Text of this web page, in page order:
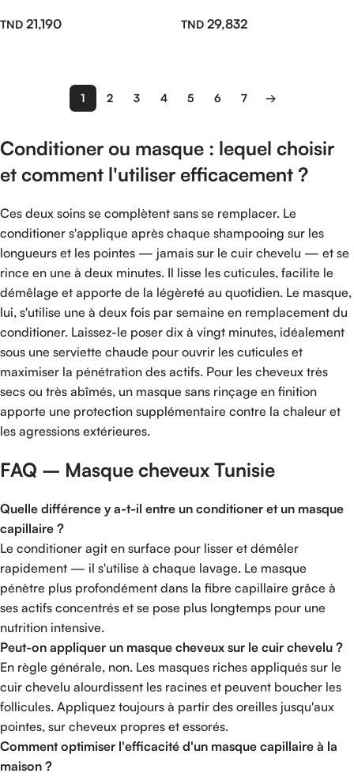
21,190
29,832
1 2 3 4 5 6 7 →
Conditioner ou masque : lequel choisir
et comment l'utiliser efficacement ?
Ces deux soins se complètent sans se remplacer. Le
conditioner s'applique après chaque shampooing sur les
longueurs et les pointes — jamais sur le cuir chevelu — et se
rince en une à deux minutes. Il lisse les cuticules, facilite le
démêlage et apporte de la légèreté au quotidien. Le masque,
lui, s'utilise une à deux fois par semaine en remplacement du
conditioner. Laissez-le poser dix à vingt minutes, idéalement
sous une serviette chaude pour ouvrir les cuticules et
maximiser la pénétration des actifs. Pour les cheveux très
secs ou très abîmés, un masque sans rinçage en finition
apporte une protection supplémentaire contre la chaleur et
les agressions extérieures.
FAQ – Masque cheveux Tunisie
Quelle différence y a-t-il entre un conditioner et un masque
capillaire ?
Le conditioner agit en surface pour lisser et démêler
rapidement — il s'utilise à chaque lavage. Le masque
pénètre plus profondément dans la fibre capillaire grâce à
ses actifs concentrés et se pose plus longtemps pour une
nutrition intensive.
Peut-on appliquer un masque cheveux sur le cuir chevelu ?
En règle générale, non. Les masques riches appliqués sur le
cuir chevelu alourdissent les racines et peuvent boucher les
follicules. Appliquez toujours à partir des oreilles jusqu'aux
pointes, sur cheveux propres et essorés.
Comment optimiser l'efficacité d'un masque capillaire à la
maison ?